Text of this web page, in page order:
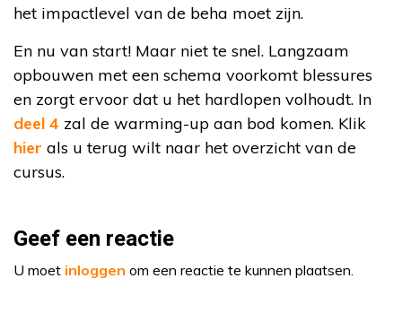
het impactlevel van de beha moet zijn.
En nu van start! Maar niet te snel. Langzaam
opbouwen met een schema voorkomt blessures
en zorgt ervoor dat u het hardlopen volhoudt. In
deel 4 zal de warming-up aan bod komen. Klik
hier als u terug wilt naar het overzicht van de
cursus.
Geef een reactie
U moet inloggen om een reactie te kunnen plaatsen.